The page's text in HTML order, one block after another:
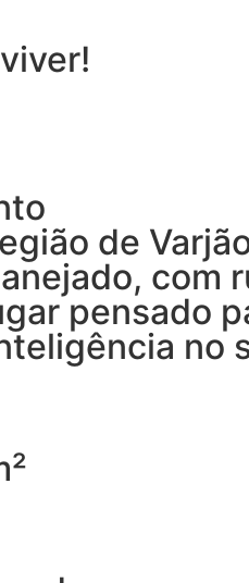
de
com
pensado
no